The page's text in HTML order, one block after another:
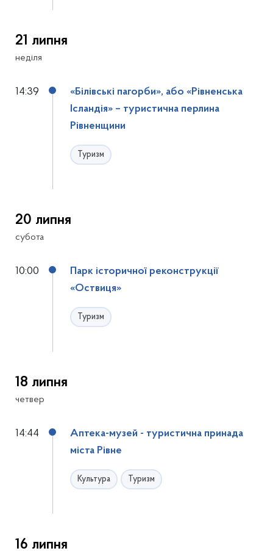
21 липня
неділя
14:39
«Білівські пагорби», або «Рівненська
Ісландія» – туристична перлина
Рівненщини
Туризм
20 липня
субота
10:00
Парк історичної реконструкції
«Оствиця»
Туризм
18 липня
четвер
14:44
Аптека-музей - туристична принада
міста Рівне
Культура Туризм
16 липня